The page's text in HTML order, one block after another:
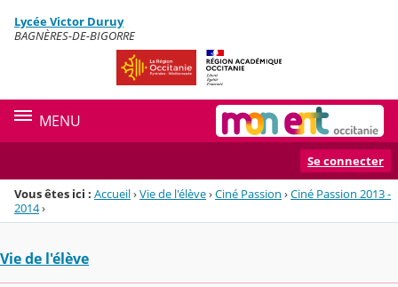
Menu de la rubrique
Contenu
Lycée Victor Duruy
BAGNÈRES-DE-BIGORRE
MENU
Se connecter
Vous êtes ici : Accueil›Vie de l'élève›Ciné Passion ›Ciné Passion 2013 -
2014›
Vie de l'élève